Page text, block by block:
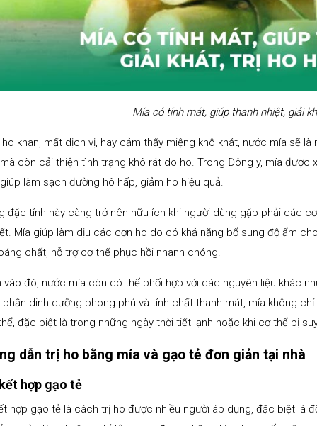
Mía có tính mát, giúp thanh nhiệt, giải
ho khan, mất dịch vị, hay cảm thấy miệng khô khát, nước mía sẽ
còn cải thiện tình trạng khô rát do ho. Trong Đông y, mía
làm sạch đường hô hấp, giảm ho hiệu quả.
đặc tính này càng trở nên hữu ích khi người dùng gặp phải các
Mía giúp làm dịu các cơn ho do có khả năng bổ sung độ ẩm
chất, hỗ trợ cơ thể phục hồi nhanh chóng.
vào đó, nước mía còn có thể phối hợp với các nguyên liệu khác
phần dinh dưỡng phong phú và tính chất thanh mát, mía không
đặc biệt là trong những ngày thời tiết lạnh hoặc khi cơ thể bị
dẫn trị ho bằng mía và gạo tẻ đơn giản tại nhà
hợp gạo tẻ
hợp gạo tẻ là cách trị ho được nhiều người áp dụng, đặc biệt là